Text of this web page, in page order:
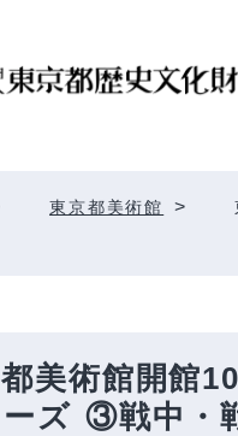
東京都美術館 >
美術館開館
ズ ③戦中・